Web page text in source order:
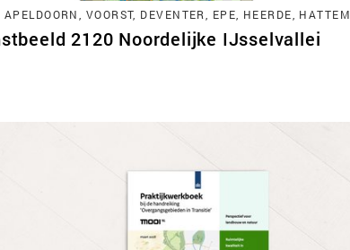
VOORST, DEVENTER, EPE, HEERDE, HATTEM
2120 Noordelijke IJsselvallei